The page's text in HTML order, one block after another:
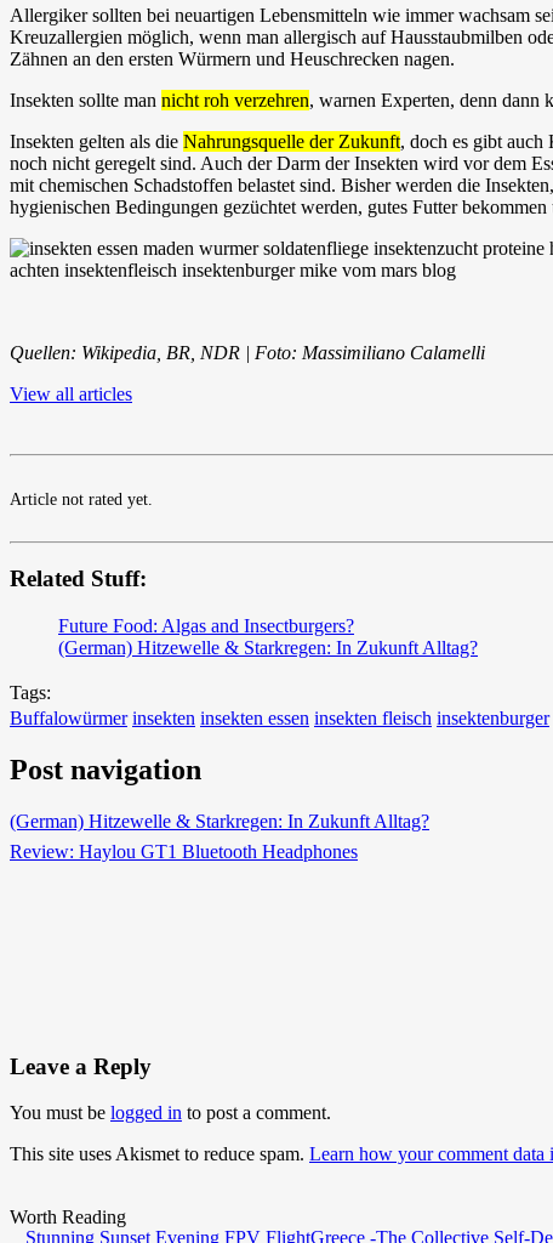
Allergiker sollten bei neuartigen Lebensmitteln wie immer wachsam
Kreuzallergien möglich, wenn man allergisch auf Hausstaubmilben
Zähnen an den ersten Würmern und Heuschrecken nagen.
Insekten sollte man nicht roh verzehren, warnen Experten, denn dann
Insekten gelten als die Nahrungsquelle der Zukunft, doch es gibt auch
noch nicht geregelt sind. Auch der Darm der Insekten wird vor dem
mit chemischen Schadstoffen belastet sind. Bisher werden die
hygienischen Bedingungen gezüchtet werden, gutes Futter
Quellen: Wikipedia, BR, NDR | Foto: Massimiliano Calamelli
View all articles
Article not rated yet.
Related Stuff:
Future Food: Algas and Insectburgers?
(German) Hitzewelle & Starkregen: In Zukunft Alltag?
Tags:
Buffalowürmer insekten insekten essen insekten fleisch insektenburger
Post navigation
(German) Hitzewelle & Starkregen: In Zukunft Alltag?
Review: Haylou GT1 Bluetooth Headphones
Leave a Reply
You must be logged in to post a comment.
This site uses Akismet to reduce spam. Learn how your comment data
Worth Reading
Stunning Sunset Evening FPV FlightGreece -The Collective Self-